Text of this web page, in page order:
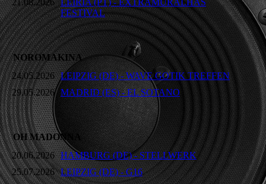
21.08.2026 LEIRIA (PT) - EXTRAMURALHAS
FESTIVAL
NOROMAKINA
24.05.2026 LEIPZIG (DE) - WAVE GOTIK TREFFEN
29.05.2026 MADRID (ES) - EL SOTANO
OH MADONNA
20.06.2026 HAMBURG (DE) - STELLWERK
25.07.2026 LEIPZIG (DE) - G16